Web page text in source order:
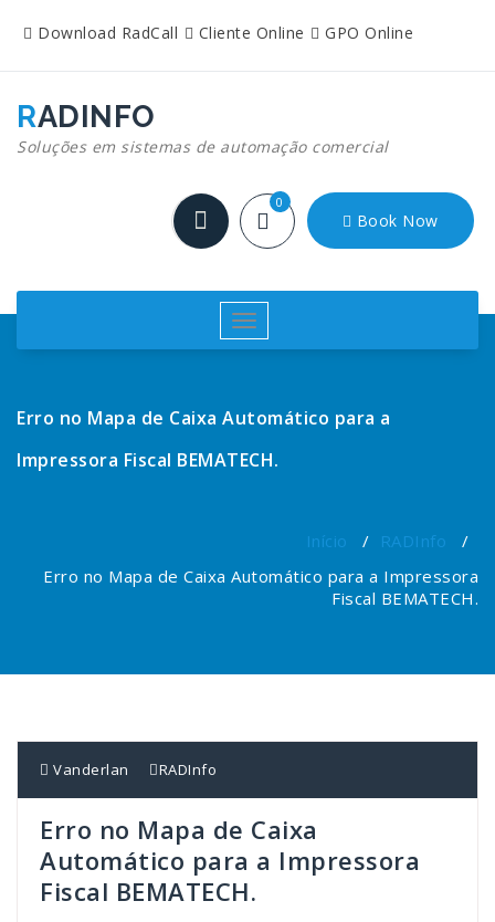
para Download RadCall Cliente Online GPO Online
RADINFO
Soluções em sistemas de automação comercial
0
Book Now
Alternar
navegação
Erro no Mapa de Caixa Automático para a
Impressora Fiscal BEMATECH.
Início / RADInfo /
Erro no Mapa de Caixa Automático para a Impressora
Fiscal BEMATECH.
Vanderlan RADInfo
Erro no Mapa de Caixa
Automático para a Impressora
Fiscal BEMATECH.